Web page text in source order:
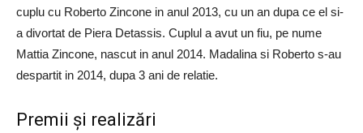
cuplu cu Roberto Zincone in anul 2013, cu un an dupa ce el si-
a divortat de Piera Detassis. Cuplul a avut un fiu, pe nume
Mattia Zincone, nascut in anul 2014. Madalina si Roberto s-au
despartit in 2014, dupa 3 ani de relatie.
Premii și realizări